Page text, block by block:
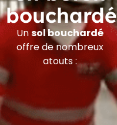
bouchardé
Unsol bouchardé
offre de nombreux
atouts :